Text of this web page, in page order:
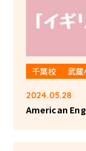
千葉校 武蔵
2024.05.28
American